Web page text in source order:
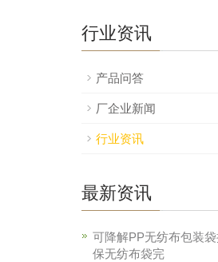
行业资讯
产品问答
厂企业新闻
行业资讯
最新资讯
可降解PP无纺布包装
保无纺布袋完